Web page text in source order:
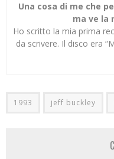
Una cosa di me che
ma ve la
Ho scritto la mia prima
da scrivere. Il disco era
1993 jeff buckley